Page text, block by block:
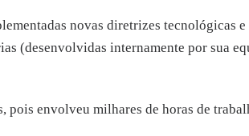
novas diretrizes tecnológicas
(desenvolvidas internamente por sua
envolveu milhares de horas de